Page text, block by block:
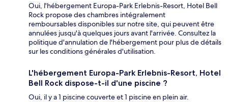
Oui, l'hébergement Europa-Park Erlebnis-Resort, Hotel Bell
Rock propose des chambres intégralement
remboursables disponibles sur notre site, qui peuvent être
annulées jusqu'à quelques jours avant l'arrivée. Consultez la
politique d'annulation de l'hébergement pour plus de détails
sur les conditions générales d'utilisation.
L'hébergement Europa-Park Erlebnis-Resort, Hotel
Bell Rock dispose-t-il d'une piscine ?
Oui, il y a 1 piscine couverte et 1 piscine en plein air.